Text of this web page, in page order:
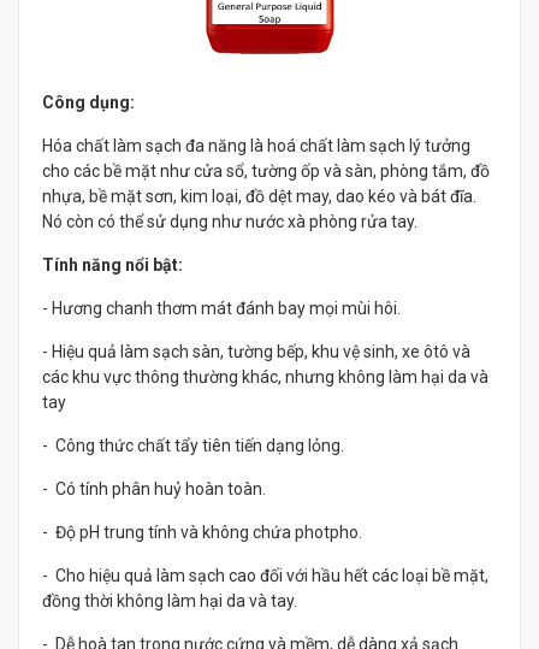
Công dụng:
Hóa chất làm sạch đa năng là hoá chất làm sạch lý tưởng
cho các bề mặt như cửa sổ, tường ốp và sàn, phòng tắm, đồ
nhựa, bề mặt sơn, kim loại, đồ dệt may, dao kéo và bát đĩa.
Nó còn có thể sử dụng như nước xà phòng rửa tay.
Tính năng nổi bật:
- Hương chanh thơm mát đánh bay mọi mùi hôi.
- Hiệu quả làm sạch sàn, tường bếp, khu vệ sinh, xe ôtô và
các khu vực thông thường khác, nhưng không làm hại da và
tay
- Công thức chất tẩy tiên tiến dạng lỏng.
- Có tính phân huỷ hoàn toàn.
- Độ pH trung tính và không chứa photpho.
- Cho hiệu quả làm sạch cao đối với hầu hết các loại bề mặt,
đồng thời không làm hại da và tay.
- Dễ hoà tan trong nước cứng và mềm, dễ dàng xả sạch.